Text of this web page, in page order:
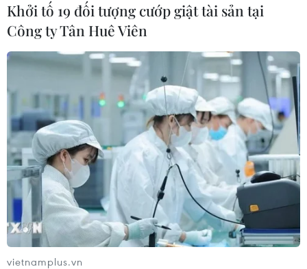
Khởi tố 19 đối tượng cướp giật tài sản tại
Công ty Tân Huê Viên
vietnamplus.vn